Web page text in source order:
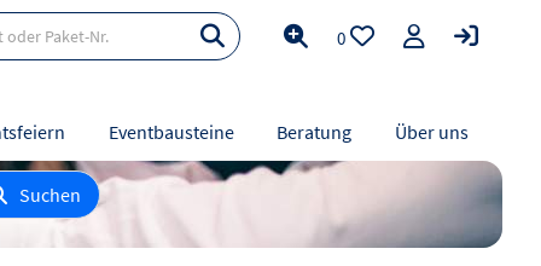
Eventbausteine Beratung Über uns
0
Suchen